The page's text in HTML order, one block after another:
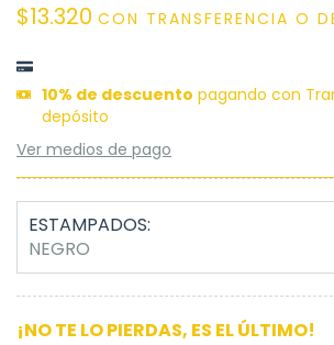
$13.320 CON TRANSFERENCIA O
10% de descuento pagando con
depósito
Ver medios de pago
ESTAMPADOS:
NEGRO
¡NO TE LO PIERDAS, ES EL ÚLTIMO!